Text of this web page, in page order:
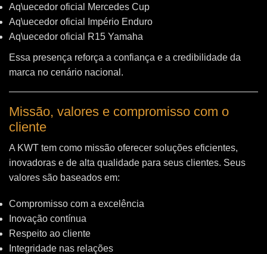
Aq\uecedor oficial Mercedes Cup
Aq\uecedor oficial Império Enduro
Aq\uecedor oficial R15 Yamaha
Essa presença reforça a confiança e a credibilidade da
marca no cenário nacional.
Missão, valores e compromisso com o
cliente
A KWT tem como missão oferecer soluções eficientes,
inovadoras e de alta qualidade para seus clientes. Seus
valores são baseados em:
Compromisso com a excelência
Inovação contínua
Respeito ao cliente
Integridade nas relações